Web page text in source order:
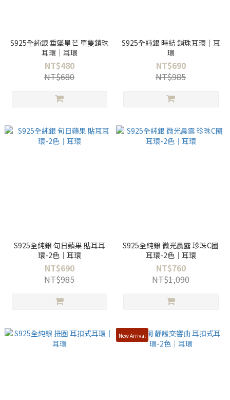
S925全純銀 垂墜星芒 單隻鎖珠
耳環｜耳環
NT$480
NT$680
S925全純銀 時結 鎖珠耳環｜耳
環
NT$690
NT$985
S925全純銀 旬日蘋果 貼耳耳
環-2色｜耳環
NT$690
NT$985
S925全純銀 微光晨露 珍珠C圈
耳環-2色｜耳環
NT$760
NT$1,090
New Arrival